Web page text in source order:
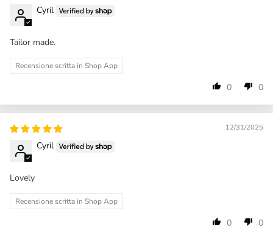
Cyril
Tailor made.
Recensione scritta in Shop App
0 0
12/31/2025
Cyril
Lovely
Recensione scritta in Shop App
0 0